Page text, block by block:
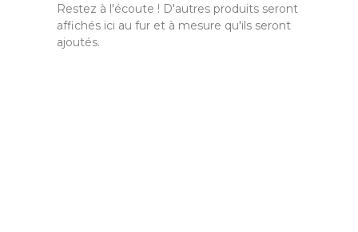
Restez à l'écoute ! D'autres produits seront
affichés ici au fur et à mesure qu'ils seront
ajoutés.